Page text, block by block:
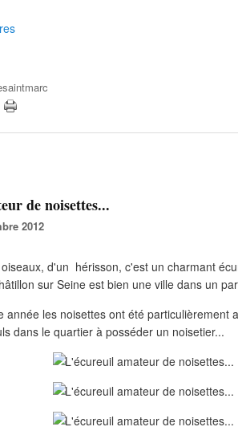
de noisettes...
2012
d'un hérisson, c'est un charmant
sur Seine est bien une ville dans un
année les noisettes ont été particulièrement
dans le quartier à posséder un noisetier...